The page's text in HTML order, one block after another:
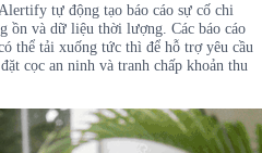
tự động tạo báo cáo sự cố chi
ồn và dữ liệu thời lượng. Các báo cáo
thể tải xuống tức thì để hỗ trợ yêu cầu
cọc an ninh và tranh chấp khoản thu